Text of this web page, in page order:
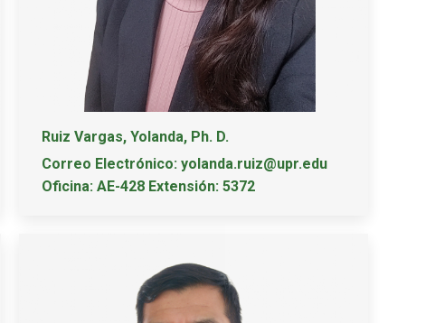
Ruiz Vargas, Yolanda, Ph. D.
Correo Electrónico: yolanda.ruiz@upr.edu
Oficina: AE-428 Extensión: 5372